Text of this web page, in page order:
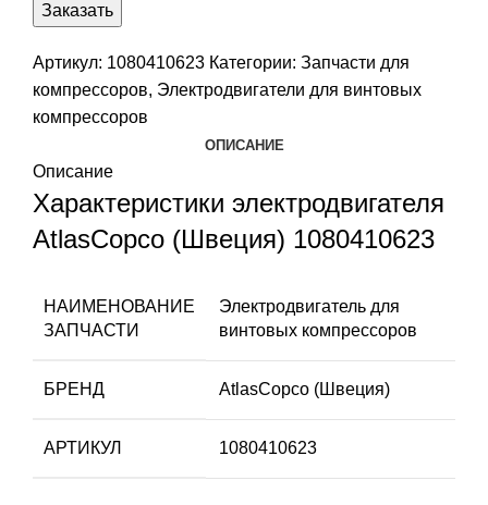
Заказать
Артикул: 1080410623 Категории: Запчасти для
компрессоров, Электродвигатели для винтовых
компрессоров
ОПИСАНИЕ
Описание
Характеристики электродвигателя
AtlasCopco (Швеция) 1080410623
НАИМЕНОВАНИЕ
ЗАПЧАСТИ
Электродвигатель для
винтовых компрессоров
БРЕНД AtlasCopco (Швеция)
АРТИКУЛ 1080410623